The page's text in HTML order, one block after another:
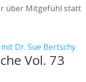
über Mitgefühl statt
Vol. 73